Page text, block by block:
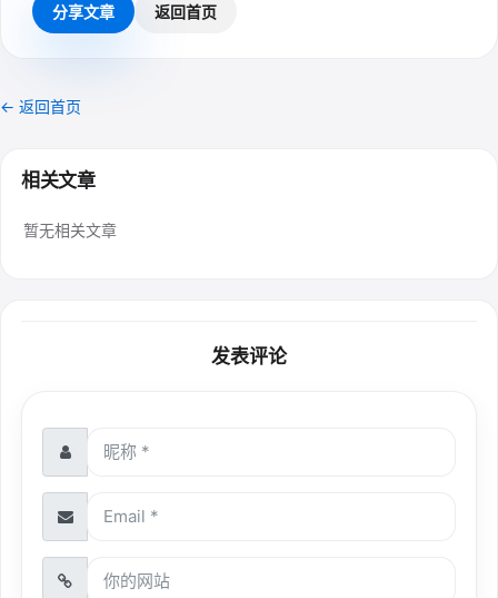
分享文章 返回首页
← 返回首页
相关文章
暂无相关文章
发表评论